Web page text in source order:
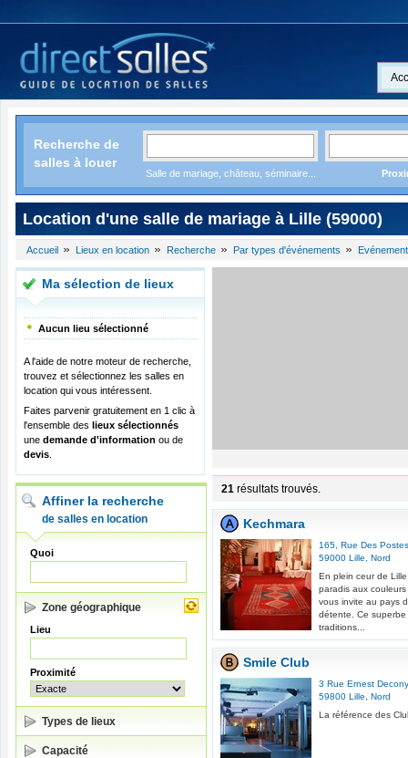
Recherche de
salles à louer
Salle de mariage, château, séminaire...
Location d'une salle de mariage à Lille (59000)
Accueil Lieux en location Recherche Par types d'événements
Ma sélection de lieux
Aucun lieu sélectionné
A l'aide de notre moteur de recherche,
trouvez et sélectionnez les salles en
location qui vous intéressent.
Faites parvenir gratuitement en 1 clic à
l'ensemble des lieux sélectionnés
une demande d'information ou de
devis
Affiner la recherche
de salles en location
Quoi
Zone géographique
Lieu
Proximité
Types de lieux
Capacité
21 résultats trouvés.
Kechmara
165, Rue Des Postes
59000 Lille
Nord
En plein ceur de
paradis aux
vous invite au pays
détente. Ce
traditions...
Smile Club
3 Rue Ernest
59800 Lille
Nord
La référence des